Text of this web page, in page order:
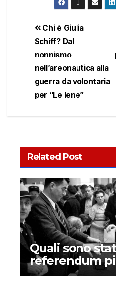
Chi è Giulia
Schiff? Dal
nonnismo
nell’areonautica alla
guerra da volontaria
per “Le Iene”
Related Post
Quali sono
referendum
nella storia